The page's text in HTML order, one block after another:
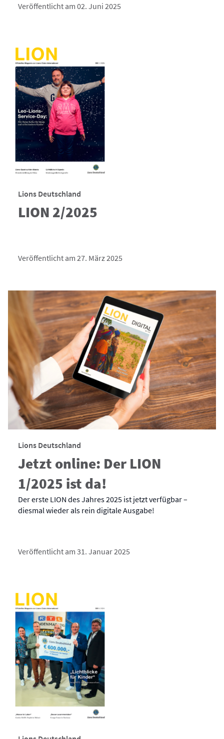
Veröffentlicht am 02. Juni 2025
Lions Deutschland
LION 2/2025
Veröffentlicht am 27. März 2025
Lions Deutschland
Jetzt online: Der LION
1/2025 ist da!
Der erste LION des Jahres 2025 ist jetzt verfügbar –
diesmal wieder als rein digitale Ausgabe!
Veröffentlicht am 31. Januar 2025